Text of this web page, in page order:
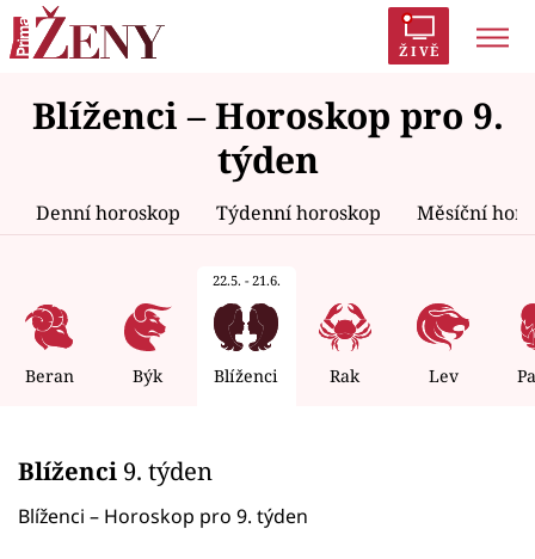
ŽIVĚ
Trendy: Polabí Inspekce Prostřeno!
AYTO?
Proměny
Témata
Celebrity
Seriály
Blíženci – Horoskop pro 9.
týden
Denní horoskop Týdenní horoskop Měsíční
Beran Býk
22.5. - 21.6.
Blíženci Rak Lev
Blíženci 9. týden
Blíženci – Horoskop pro 9. týden